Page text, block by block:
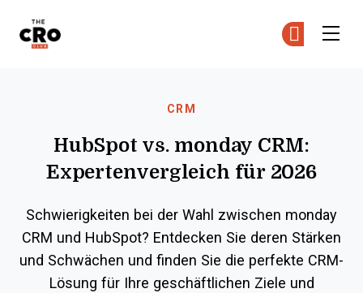
CRM
HubSpot vs. monday CRM:
Expertenvergleich für 2026
Schwierigkeiten bei der Wahl zwischen monday
CRM und HubSpot? Entdecken Sie deren Stärken
und Schwächen und finden Sie die perfekte CRM-
Lösung für Ihre geschäftlichen Ziele und